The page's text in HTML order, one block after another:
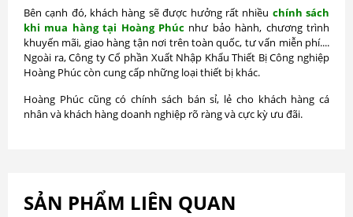
Bên cạnh đó, khách hàng sẽ được hưởng rất nhiều chính sách
khi mua hàng tại Hoàng Phúc như bảo hành, chương trình
khuyến mãi, giao hàng tận nơi trên toàn quốc, tư vấn miễn phí....
Ngoài ra, Công ty Cổ phần Xuất Nhập Khẩu Thiết Bị Công nghiệp
Hoàng Phúc còn cung cấp những loại thiết bị khác.
Hoàng Phúc cũng có chính sách bán sỉ, lẻ cho khách hàng cá
nhân và khách hàng doanh nghiệp rõ ràng và cực kỳ ưu đãi.
SẢN PHẨM LIÊN QUAN